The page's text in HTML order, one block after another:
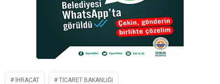
İHRACAT TICARET BAKANLIĞI